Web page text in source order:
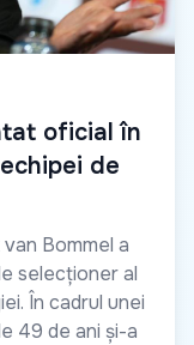
oficial în
de
Bommel a
selecționer al
În cadrul unei
49 de ani și-a